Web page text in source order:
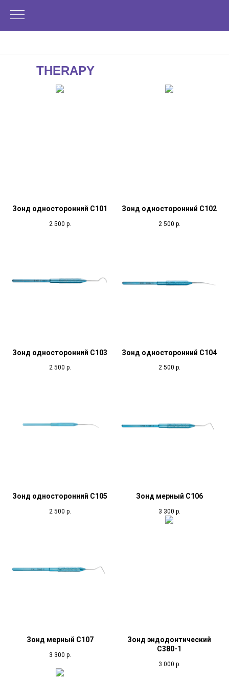
THERAPY
Зонд односторонний С101
2 500 р.
Зонд односторонний С102
2 500 р.
Зонд односторонний С103
2 500 р.
Зонд односторонний С104
2 500 р.
Зонд односторонний С105
2 500 р.
Зонд мерный С106
3 300 р.
Зонд мерный С107
3 300 р.
Зонд эндодонтический
С380-1
3 000 р.